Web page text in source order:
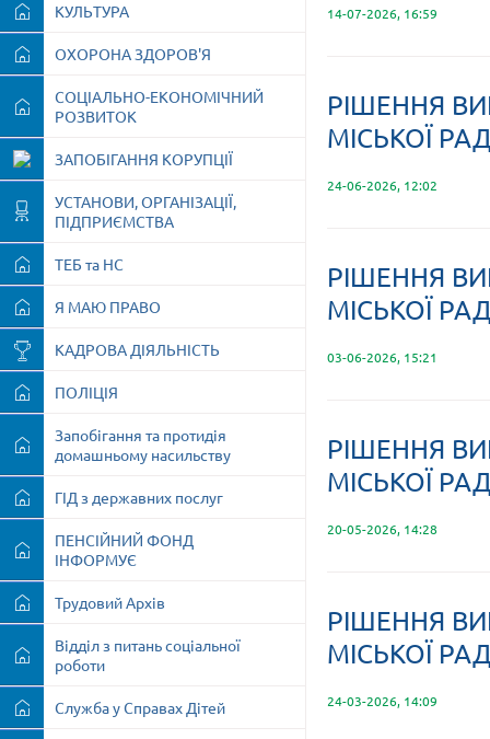
КУЛЬТУРА
ОХОРОНА ЗДОРОВ'Я
СОЦІАЛЬНО-ЕКОНОМІЧНИЙ
РОЗВИТОК
ЗАПОБІГАННЯ КОРУПЦІЇ
УСТАНОВИ, ОРГАНІЗАЦІЇ,
ПІДПРИЄМСТВА
ТЕБ та НС
Я МАЮ ПРАВО
КАДРОВА ДІЯЛЬНІСТЬ
ПОЛІЦІЯ
Запобігання та протидія
домашньому насильству
ГІД з державних послуг
ПЕНСІЙНИЙ ФОНД
ІНФОРМУЄ
Трудовий Архів
Відділ з питань соціальної
роботи
Служба у Справах Дітей
14-07-2026, 16:59
РІШЕННЯ
МІСЬКОЇ
24-06-2026, 12:02
РІШЕННЯ
МІСЬКОЇ
03-06-2026, 15:21
РІШЕННЯ
МІСЬКОЇ
20-05-2026, 14:28
РІШЕННЯ
МІСЬКОЇ
24-03-2026, 14:09